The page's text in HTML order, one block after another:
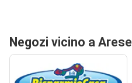
Negozi vicino a Arese